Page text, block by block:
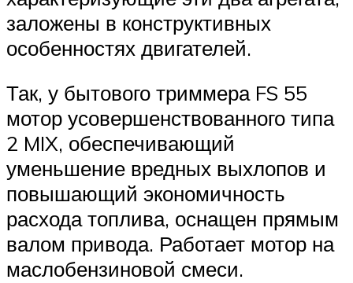
заложены в конструктивных
особенностях двигателей.
Так, у бытового триммера FS 55
мотор усовершенствованного типа
2 MIX, обеспечивающий
уменьшение вредных выхлопов и
повышающий экономичность
расхода топлива, оснащен прямым
валом привода. Работает мотор на
маслобензиновой смеси.